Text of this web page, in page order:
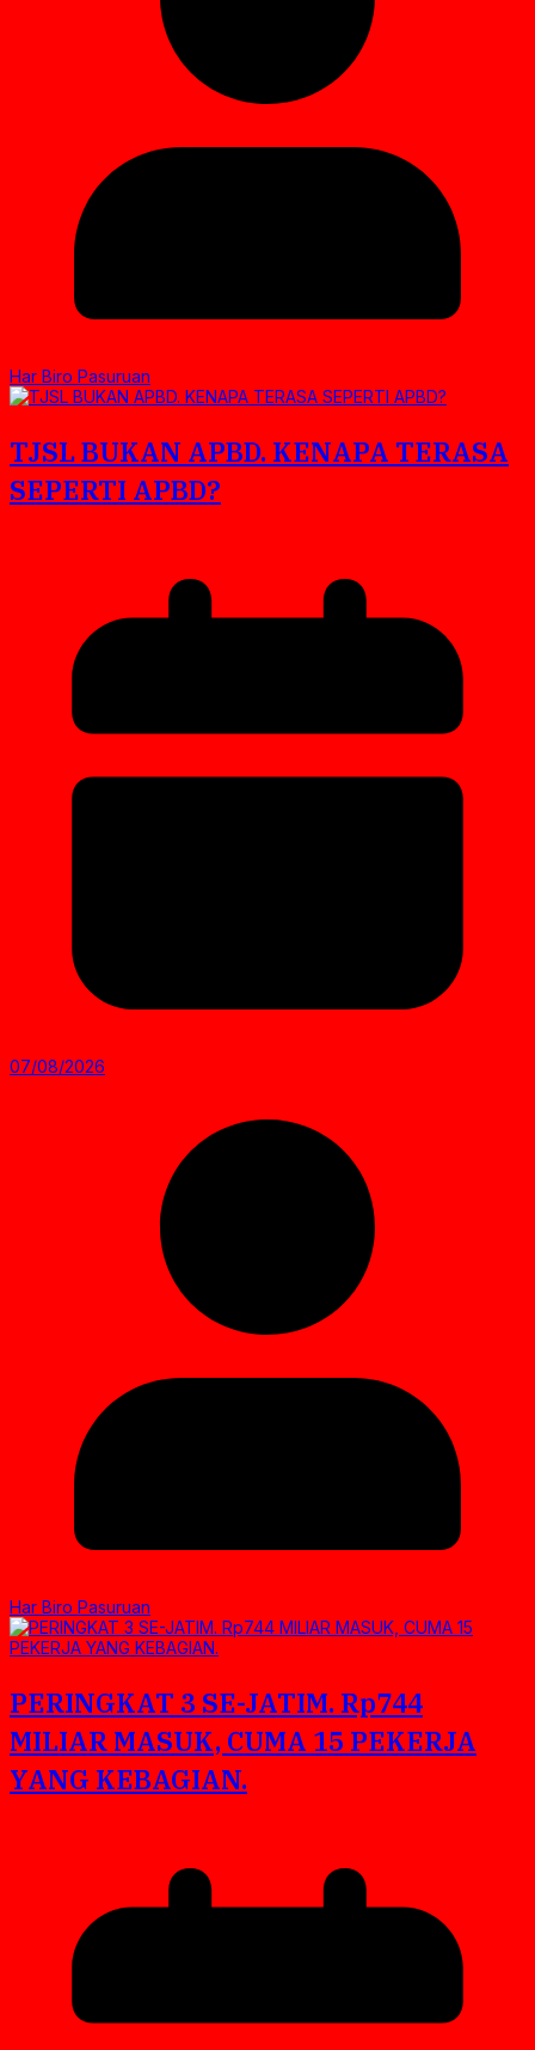
Har Biro Pasuruan
TJSL BUKAN APBD. KENAPA TERASA
SEPERTI APBD?
07/08/2026
Har Biro Pasuruan
PERINGKAT 3 SE-JATIM. Rp744
MILIAR MASUK, CUMA 15 PEKERJA
YANG KEBAGIAN.